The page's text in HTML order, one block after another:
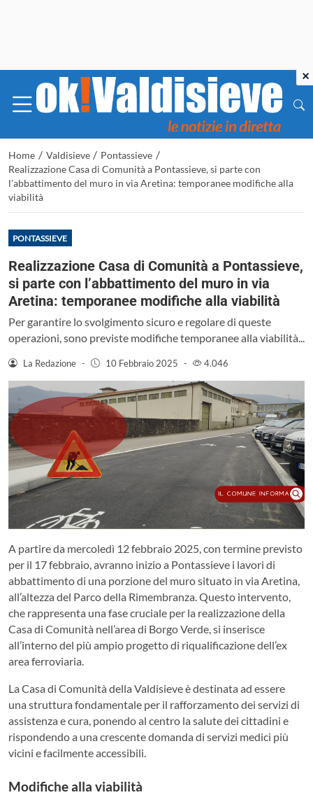
Home / Valdisieve / Pontassieve /
Realizzazione Casa di Comunità a Pontassieve, si parte con
l’abbattimento del muro in via Aretina: temporanee modifiche alla
viabilità
PONTASSIEVE
Realizzazione Casa di Comunità a Pontassieve,
si parte con l’abbattimento del muro in via
Aretina: temporanee modifiche alla viabilità
Per garantire lo svolgimento sicuro e regolare di queste
operazioni, sono previste modifiche temporanee alla viabilità...
La Redazione - 10 Febbraio 2025 - 4.046
A partire da mercoledì 12 febbraio 2025, con termine previsto
per il 17 febbraio, avranno inizio a Pontassieve i lavori di
abbattimento di una porzione del muro situato in via Aretina,
all’altezza del Parco della Rimembranza. Questo intervento,
che rappresenta una fase cruciale per la realizzazione della
Casa di Comunità nell’area di Borgo Verde, si inserisce
all’interno del più ampio progetto di riqualificazione dell’ex
area ferroviaria.
La Casa di Comunità della Valdisieve è destinata ad essere
una struttura fondamentale per il rafforzamento dei servizi di
assistenza e cura, ponendo al centro la salute dei cittadini e
rispondendo a una crescente domanda di servizi medici più
vicini e facilmente accessibili.
Modifiche alla viabilità
×